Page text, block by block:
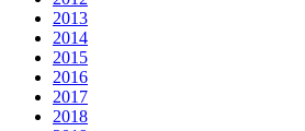
2013
2014
2015
2016
2017
2018